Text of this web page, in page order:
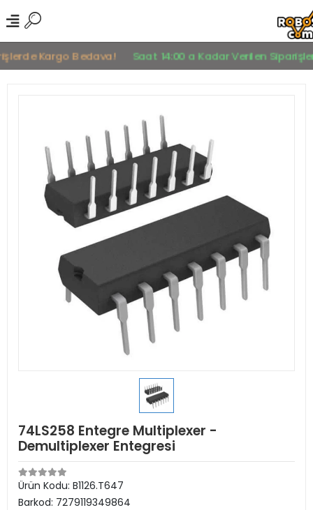
Kargo Bedava! Saat 14:00 a Kadar Verilen Siparişler
74LS258 Entegre Multiplexer -
Demultiplexer Entegresi
Ürün Kodu: B1126.T647
Barkod: 7279119349864